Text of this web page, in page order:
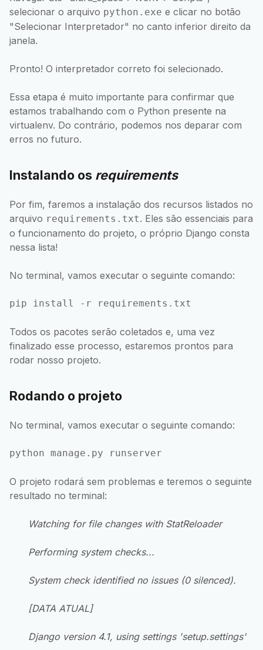
selecionar o arquivo python.exe e clicar no botão
"Selecionar Interpretador" no canto inferior direito da
janela.
Pronto! O interpretador correto foi selecionado.
Essa etapa é muito importante para confirmar que
estamos trabalhando com o Python presente na
virtualenv. Do contrário, podemos nos deparar com
erros no futuro.
Instalando os requirements
Por fim, faremos a instalação dos recursos listados no
arquivo requirements.txt. Eles são essenciais para
o funcionamento do projeto, o próprio Django consta
nessa lista!
No terminal, vamos executar o seguinte comando:
pip install -r requirements.txt
Todos os pacotes serão coletados e, uma vez
finalizado esse processo, estaremos prontos para
rodar nosso projeto.
Rodando o projeto
No terminal, vamos executar o seguinte comando:
python manage.py runserver
O projeto rodará sem problemas e teremos o seguinte
resultado no terminal:
Watching for file changes with StatReloader
Performing system checks...
System check identified no issues (0 silenced).
[DATA ATUAL]
Django version 4.1, using settings 'setup.settings'